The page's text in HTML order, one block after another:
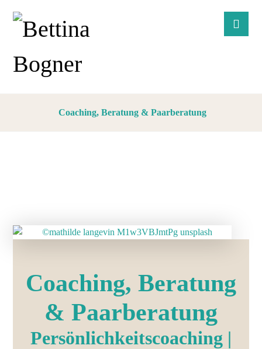
Coaching, Beratung & Paarberatung
Coaching, Beratung
& Paarberatung
Persönlichkeitscoaching |